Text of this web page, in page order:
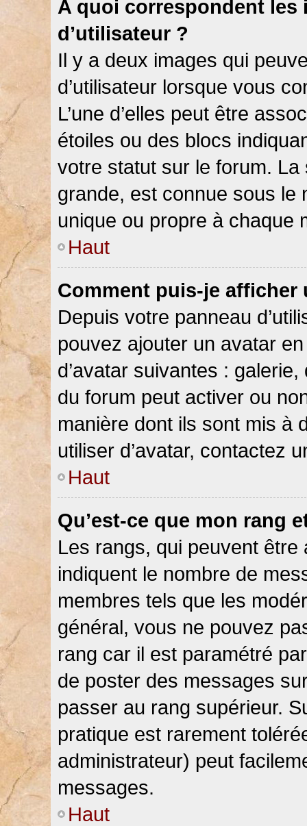
A quoi correspondent les
d’utilisateur ?
Il y a deux images qui
d’utilisateur lorsque vous
L’une d’elles peut être
étoiles ou des blocs
votre statut sur le forum.
grande, est connue sous le
unique ou propre à chaque
Haut
Comment puis-je afficher
Depuis votre panneau
pouvez ajouter un avatar
d’avatar suivantes :
du forum peut activer ou
manière dont ils sont mis à
utiliser d’avatar, contactez
Haut
Qu’est-ce que mon rang
Les rangs, qui peuvent être
indiquent le nombre de
membres tels que les
général, vous ne pouvez
rang car il est paramétré
de poster des messages
passer au rang supérieur.
pratique est rarement
administrateur) peut
messages.
Haut